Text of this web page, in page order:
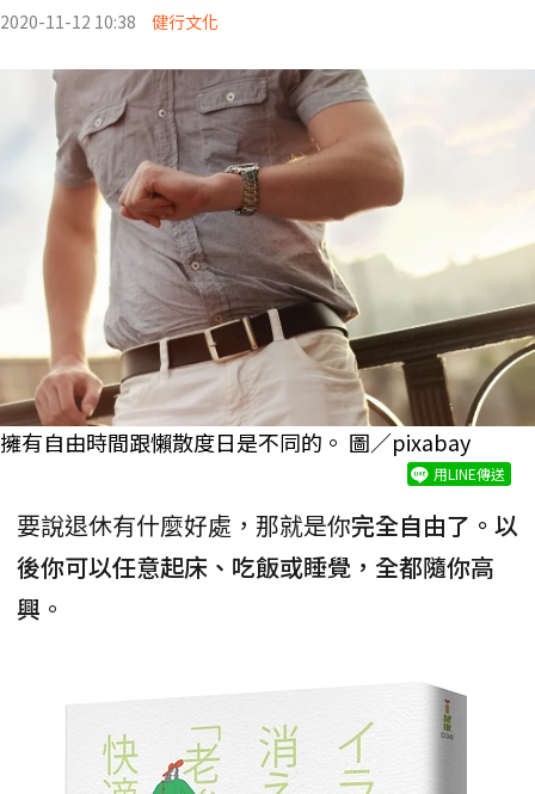
2020-11-12 10:38 健行文化
擁有自由時間跟懶散度日是不同的。 圖／pixabay
用LINE傳送
要說退休有什麼好處，那就是你完全自由了。以
後你可以任意起床、吃飯或睡覺，全都隨你高
興 。